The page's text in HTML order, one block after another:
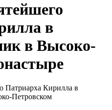
в
в Высоко-